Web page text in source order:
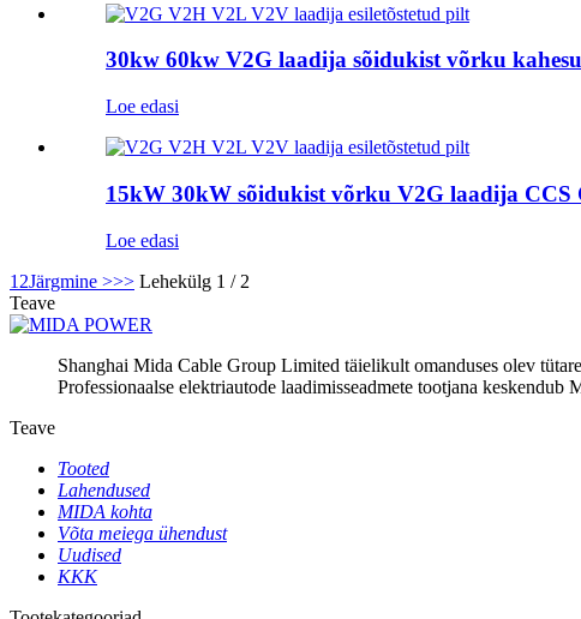
30kw 60kw V2G laadija sõidukist võrku
Loe edasi
15kW 30kW sõidukist võrku V2G laadija
Loe edasi
1 2Järgmine >>> Lehekülg 1 / 2
Teave
Shanghai Mida Cable Group Limited täielikult omanduses olev
Professionaalse elektriautode laadimisseadmete tootjana
Teave
Tooted
Lahendused
MIDA kohta
Võta meiega ühendust
Uudised
KKK